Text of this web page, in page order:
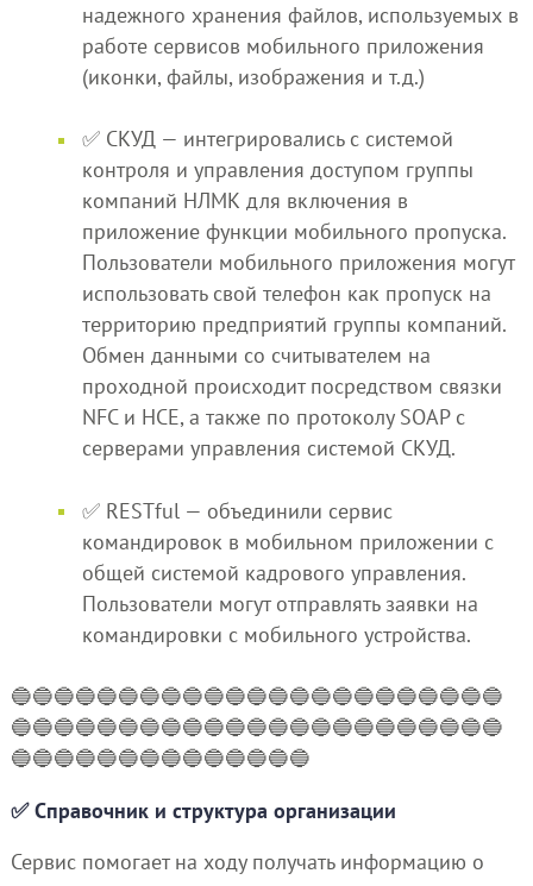
надежного хранения файлов, используемых в
работе сервисов мобильного приложения
(иконки, файлы, изображения и т.д.)
✅ СКУД — интегрировались с системой
контроля и управления доступом группы
компаний НЛМК для включения в
приложение функции мобильного пропуска.
Пользователи мобильного приложения могут
использовать свой телефон как пропуск на
территорию предприятий группы компаний.
Обмен данными со считывателем на
проходной происходит посредством связки
NFC и HCE, а также по протоколу SOAP с
серверами управления системой СКУД.
✅ RESTful — объединили сервис
командировок в мобильном приложении с
общей системой кадрового управления.
Пользователи могут отправлять заявки на
командировки с мобильного устройства.
🔵🔵🔵🔵🔵🔵🔵🔵🔵🔵🔵🔵🔵🔵🔵🔵🔵🔵🔵🔵🔵🔵🔵
🔵🔵🔵🔵🔵🔵🔵🔵🔵🔵🔵🔵🔵🔵🔵🔵🔵🔵🔵🔵🔵🔵🔵
🔵🔵🔵🔵🔵🔵🔵🔵🔵🔵🔵🔵🔵🔵
✅ Справочник и структура организации
Сервис помогает на ходу получать информацию о